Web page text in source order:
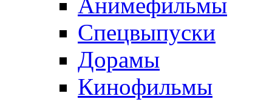
Спецвыпуски
Дорамы
Кинофильмы